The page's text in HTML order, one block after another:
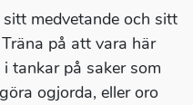
medvetande och sitt
på att vara här
tankar på saker som
ogjorda, eller oro